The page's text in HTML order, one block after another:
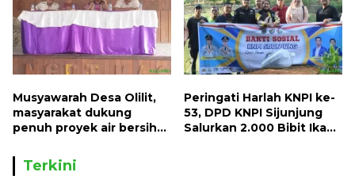
Musyawarah Desa Olilit,
masyarakat dukung
penuh proyek air bersih
Peringati Harlah KNPI ke-
53, DPD KNPI Sijunjung
Salurkan 2.000 Bibit Ikan
Terkini